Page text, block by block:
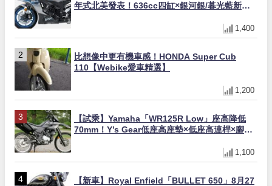
年式北美發表！636cc四缸×銀河銀/暮光藍新色
1,400
比想像中更有機車感！HONDA Super Cub
110【Webike愛車精選】
1,200
【試乘】Yamaha「WR125R Low」座高降低
70mm！Y’s Gear低座高座墊×低座高連桿×腳踏
1,100
【新車】Royal Enfield「BULLET 650」8月27